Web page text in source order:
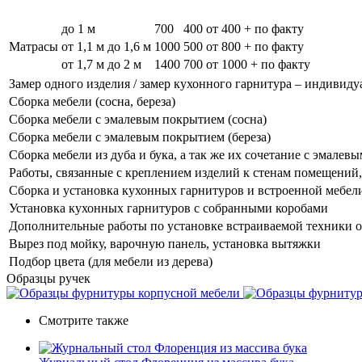
Матрасы
до 1 м 700 400 от 400 + по факту
от 1,1 м до 1,6 м 1000 500 от 800 + по факту
от 1,7 м до 2 м
1400 700 от 1000 + по факту
Замер одного изделия / замер кухонного гарнитура –
Сборка мебели (сосна, береза)
Сборка мебели с эмалевым покрытием (сосна)
Сборка мебели с эмалевым покрытием (береза)
Сборка мебели из дуба и бука, а так же их сочетание с
Работы, связанные с креплением изделий к стенам
Сборка и установка кухонных гарнитуров и встроенной
Установка кухонных гарнитуров с собранными коробами
Дополнительные работы по установке встраиваемой техники
Вырез под мойку, варочную панель, установка вытяжки
Подбор цвета (для мебели из дерева)
Образцы ручек
Смотрите также